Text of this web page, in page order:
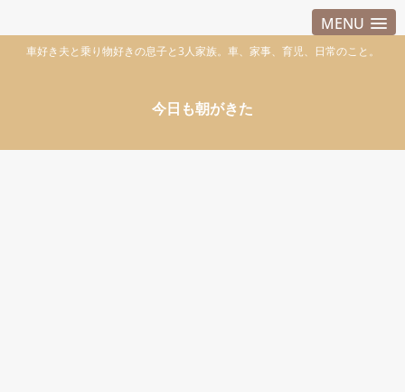
MENU
車好き夫と乗り物好きの息子と3人家族。車、家事、育児、日常のこと。
今日も朝がきた